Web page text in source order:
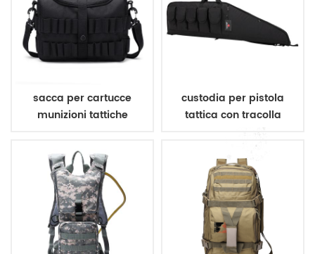
sacca per cartucce
munizioni tattiche
custodia per pistola
tattica con tracolla